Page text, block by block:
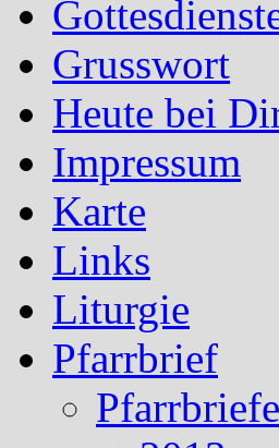
Grusswort
Heute bei
Impressum
Karte
Links
Liturgie
Pfarrbrief
Pfarrbriefe